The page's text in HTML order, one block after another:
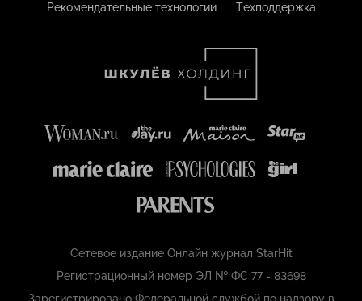
Рекомендательные технологии
Техподдержка
Сетевое издание Онлайн журнал StarHit
Регистрационный номер ЭЛ № ФС 77 - 83698